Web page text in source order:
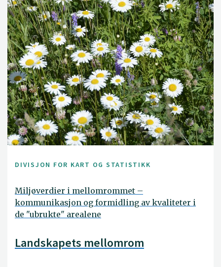
DIVISJON FOR KART OG STATISTIKK
Miljøverdier i mellomrommet –
kommunikasjon og formidling av kvaliteter i
de "ubrukte" arealene
Landskapets mellomrom